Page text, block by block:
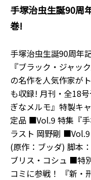
手塚治虫生誕90周
巻!
手塚治虫生誕90周年
『ブラック・ジャッ
の名作を人気作家が
も収録! 月刊・全18
ぎなメルモ』特製キ
定品 ■Vol.9 特集『
ラスト 岡野剛 ■Vol.9
(原作：ブッダ) 脚本
ブリス・コシュ ■特
コミに参戦！ 『新